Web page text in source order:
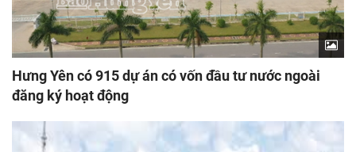
Hưng Yên có 915 dự án có vốn đầu tư nước ngoài
đăng ký hoạt động